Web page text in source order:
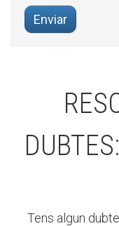
Enviar
Tens algun
CONEIX
La Fundació
L'equip
Els comptes clars